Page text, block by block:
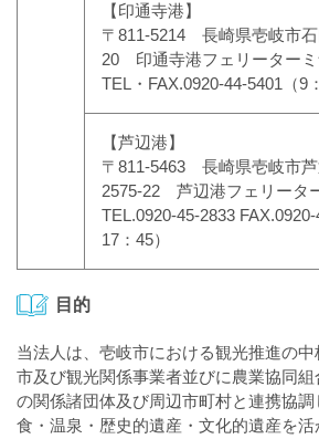
【印通寺港】
〒811-5214 長崎県壱岐市
20 印通寺港フェリーター
TEL・FAX.0920-44-5401（9
【芦辺港】
〒811-5463 長崎県壱岐市
2575-22 芦辺港フェリータ
TEL.0920-45-2833
17：45）
目的
当法人は、壱岐市における観光推進の
市及び観光関係事業者並びに農業協同
の関係諸団体及び周辺市町村と連携協調
食・温泉・歴史的遺産・文化的遺産を